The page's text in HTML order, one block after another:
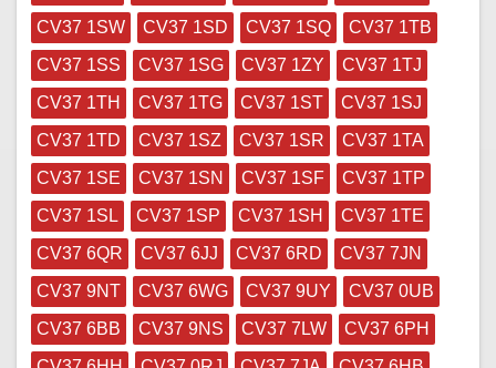
CV37 1SW
CV37 1SD CV37 1SQ
CV37 1TB
CV37 1SS
CV37 1SG CV37 1ZY
CV37 1TJ
CV37 1TH
CV37 1TG CV37 1ST
CV37 1SJ
CV37 1TD
CV37 1SZ CV37 1SR
CV37 1TA
CV37 1SE
CV37 1SN CV37 1SF
CV37 1TP
CV37 1SL
CV37 1SP CV37 1SH
CV37 1TE
CV37 6QR
CV37 6JJ CV37 6RD
CV37 7JN
CV37 9NT
CV37 6WG CV37 9UY
CV37 0UB
CV37 6BB
CV37 9NS CV37 7LW
CV37 6PH